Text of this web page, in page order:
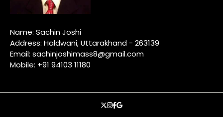
Name: Sachin Joshi
Address: Haldwani, Uttarakhand - 263139
Email: sachinjoshimass8@gmail.com
Mobile: +91 94103 11180
Xinstagram
facebook
google